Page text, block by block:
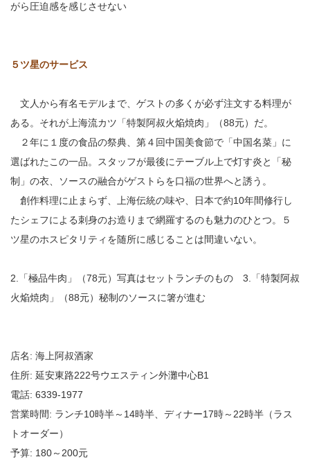
がら圧迫感を感じさせない
５ツ星のサービス
文人から有名モデルまで、ゲストの多くが必ず注文する料理が
ある。それが上海流カツ「特製阿叔火焔焼肉」（88元）だ。
２年に１度の食品の祭典、第４回中国美食節で「中国名菜」に
選ばれたこの一品。スタッフが最後にテーブル上で灯す炎と「秘
制」の衣、ソースの融合がゲストらを口福の世界へと誘う。
創作料理に止まらず、上海伝統の味や、日本で約10年間修行し
たシェフによる刺身のお造りまで網羅するのも魅力のひとつ。５
ツ星のホスピタリティを随所に感じることは間違いない。
2.「極品牛肉」（78元）写真はセットランチのもの 3.「特製阿叔
火焔焼肉」（88元）秘制のソースに箸が進む
店名: 海上阿叔酒家
住所: 延安東路222号ウエスティン外灘中心B1
電話: 6339-1977
営業時間: ランチ10時半～14時半、ディナー17時～22時半（ラス
トオーダー）
予算: 180～200元